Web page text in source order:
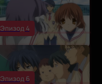
Эпизод 4
Эпизод 6